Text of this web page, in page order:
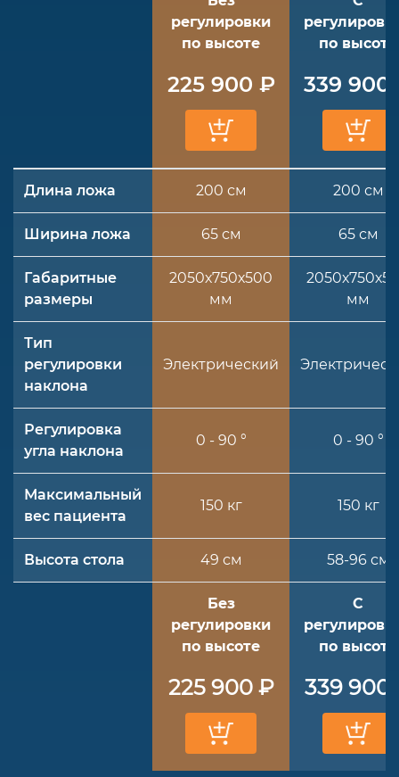
регулировки
по высоте
225 900 ₽
по высоте
339 900
Длина ложа 200 см 200 см
Ширина ложа 65 см 65 см
Габаритные
размеры
2050х750х500
мм
мм
Тип
регулировки
наклона
Электрический
Регулировка
угла наклона
0 - 90 ° 0 - 90 °
Максимальный
вес пациента
150 кг 150 кг
Высота стола 49 см 58-96 см
Без
регулировки
по высоте
225 900 ₽
С
по высоте
339 900